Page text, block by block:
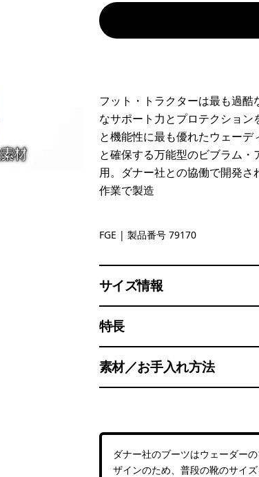
フット・トラクターは最も過
なサポート力とプロテクショ
と機能性に最も優れたウェー
と確保する万能型のビブラム
用。ダナー社との協働で開発
作業で製造
Forge Grey
FGE | 製品番号 79170
サイズ情報
特長
素材／お手入れ方法
ダナー社のブーツはウェーダー
ザインのため、普段の靴のサイ